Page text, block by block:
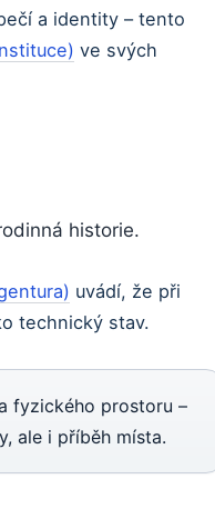
a identity – tento
ve svých
historie.
uvádí, že při
technický stav.
fyzického prostoru –
ale i příběh místa.